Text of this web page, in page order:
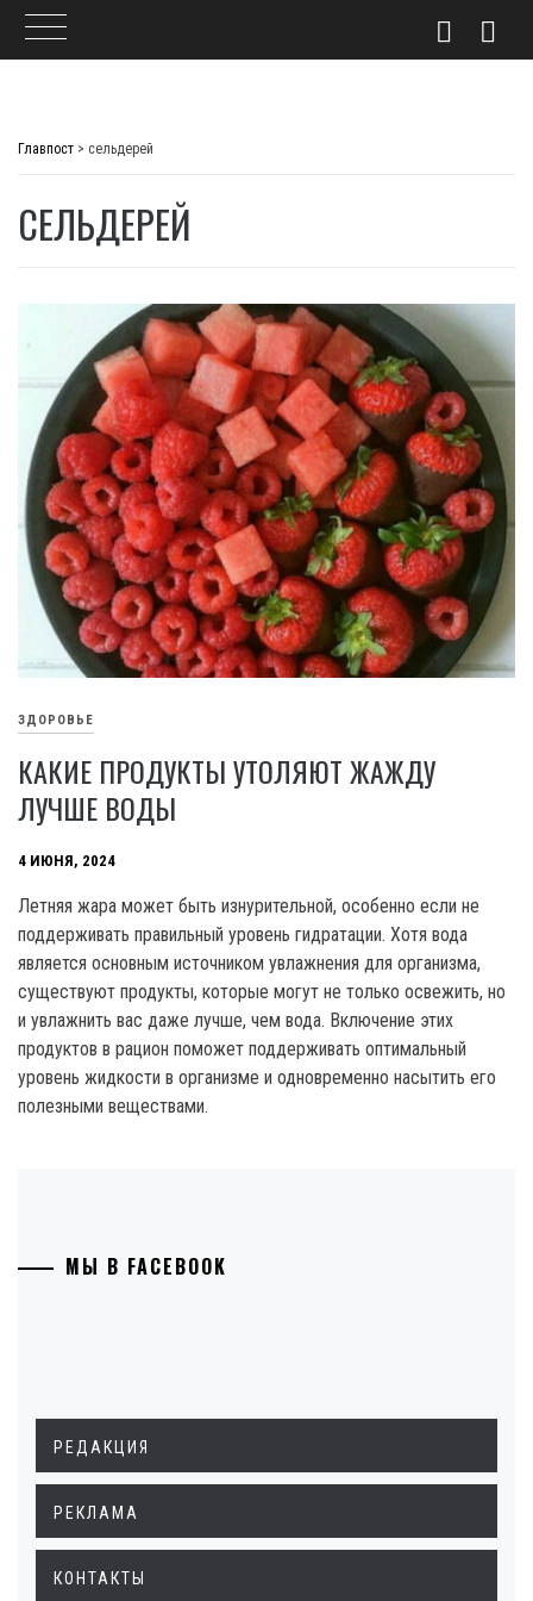
Главпост > сельдерей
СЕЛЬДЕРЕЙ
ЗДОРОВЬЕ
КАКИЕ ПРОДУКТЫ УТОЛЯЮТ ЖАЖДУ
ЛУЧШЕ ВОДЫ
4 ИЮНЯ, 2024
Летняя жара может быть изнурительной, особенно если не
поддерживать правильный уровень гидратации. Хотя вода
является основным источником увлажнения для организма,
существуют продукты, которые могут не только освежить, но
и увлажнить вас даже лучше, чем вода. Включение этих
продуктов в рацион поможет поддерживать оптимальный
уровень жидкости в организме и одновременно насытить его
полезными веществами.
МЫ В FACEBOOK
РЕДАКЦИЯ
РЕКЛАМА
КОНТАКТЫ